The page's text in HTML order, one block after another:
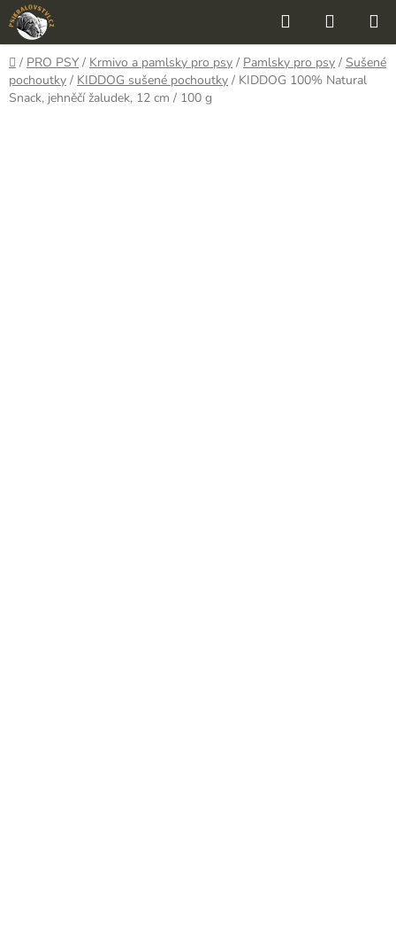
Přejít
na
obsah
Hledat
KOŠÍK
Domů
/ PRO PSY / Krmivo a pamlsky pro psy / Pamlsky pro psy / Sušené
pochoutky / KIDDOG sušené pochoutky / KIDDOG 100% Natural
Snack, jehněčí žaludek, 12 cm / 100 g